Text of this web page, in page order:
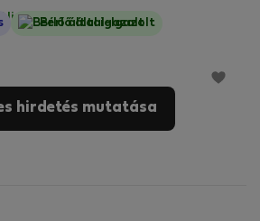
Nincs kaucióBérlő által-Igazolt
hirdetés mutatása